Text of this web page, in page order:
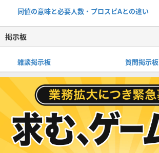
同値の意味と必要人数・プロスピAとの違い
掲示板
雑談掲示板 質問掲示板